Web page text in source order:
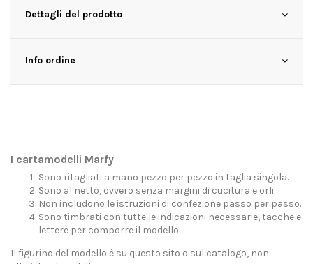
Dettagli del prodotto
Info ordine
I cartamodelli Marfy
Sono ritagliati a mano pezzo per pezzo in taglia singola.
Sono al netto, ovvero senza margini di cucitura e orli.
Non includono le istruzioni di confezione passo per passo.
Sono timbrati con tutte le indicazioni necessarie, tacche e
lettere per comporre il modello.
Il figurino del modello è su questo sito o sul catalogo, non